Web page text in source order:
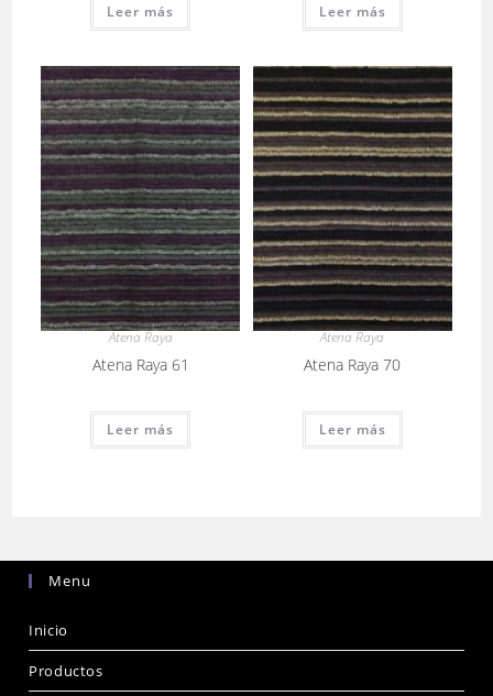
Leer más Leer más
Atena Raya
Atena Raya 61
Leer más
Atena Raya
Atena Raya 70
Leer más
Menu
Inicio
Productos